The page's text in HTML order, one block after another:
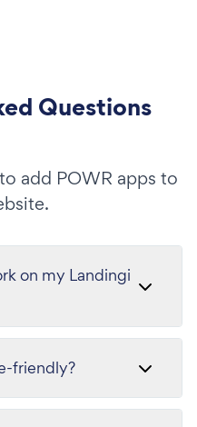
Questions
add POWR apps to
on my Landingi
friendly?